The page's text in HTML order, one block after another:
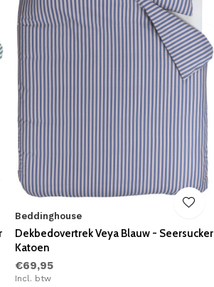
Beddinghouse
Dekbedovertrek Veya Blauw - Seersucker
Katoen
€69,95
Incl. btw